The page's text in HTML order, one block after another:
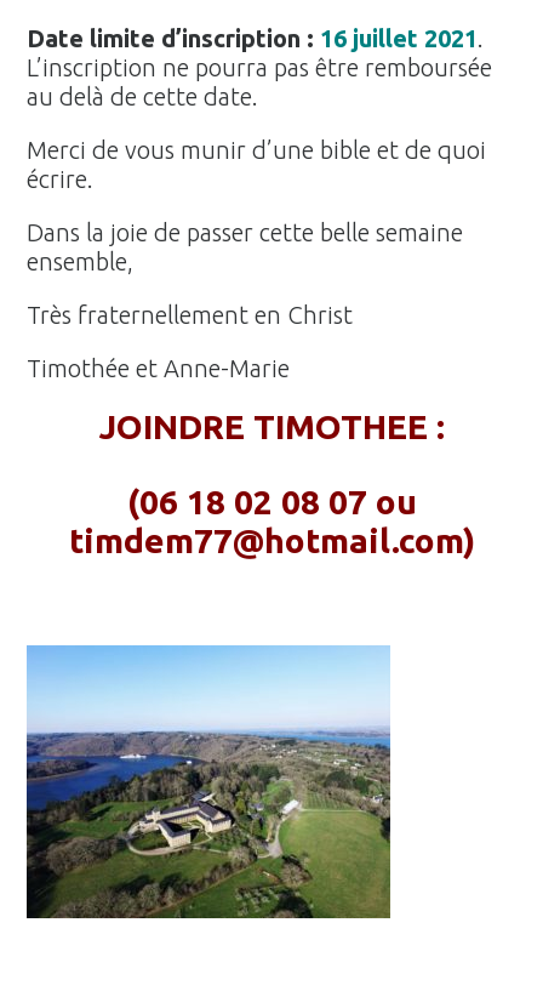
Date limite d’inscription : 16 juillet 2021.
L’inscription ne pourra pas être remboursée
au delà de cette date.
Merci de vous munir d’une bible et de quoi
écrire.
Dans la joie de passer cette belle semaine
ensemble,
Très fraternellement en Christ
Timothée et Anne-Marie
JOINDRE TIMOTHEE :
(06 18 02 08 07 ou
timdem77@hotmail.com)